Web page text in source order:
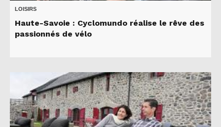
LOISIRS
Haute-Savoie : Cyclomundo réalise le rêve des
passionnés de vélo